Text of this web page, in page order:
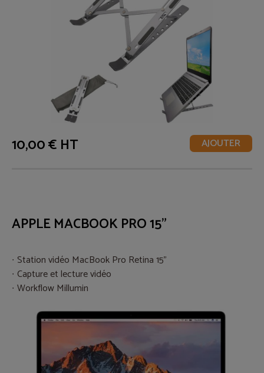
10,00 € HT AJOUTER
APPLE MACBOOK PRO 15"
Station vidéo MacBook Pro Retina 15"
Capture et lecture vidéo
Workflow Millumin